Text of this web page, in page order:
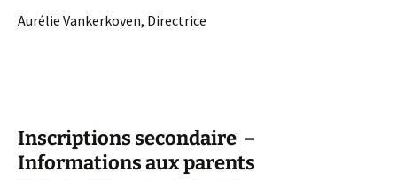
Aurélie Vankerkoven, Directrice
Inscriptions secondaire –
Informations aux parents